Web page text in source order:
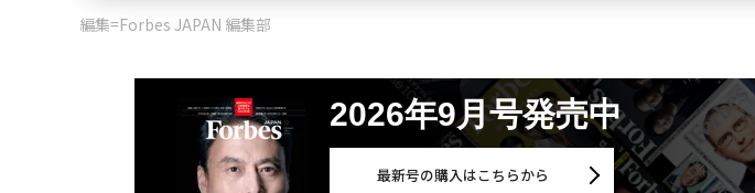
編集=Forbes JAPAN 編集部
2026年9月号発売中
最新号の購入はこちらから